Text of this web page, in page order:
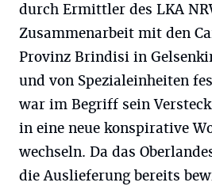
durch Ermittler des LKA
Zusammenarbeit mit den
Provinz Brindisi in
und von Spezialeinheiten
war im Begriff sein
in eine neue konspirative
wechseln. Da das
die Auslieferung bereits